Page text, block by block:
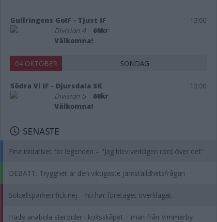
Gullringens GoIF - Tjust IF
13:00
Division 4
60kr
Välkomna!
04 OKTOBER SÖNDAG
Södra Vi IF - Djursdala SK
13:00
Division 5
60kr
Välkomna!
SENASTE
Fina initiativet för legenden – "Jag blev verkligen rörd över det"
DEBATT: Trygghet är den viktigaste jämställdhetsfrågan
Solcellsparken fick nej – nu har företaget överklagat
Hade anabola steroider i köksskåpet – man från Vimmerby